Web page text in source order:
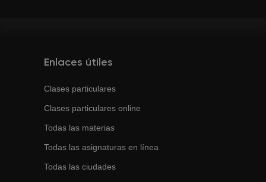
Enlaces útiles
Clases particulares
Clases particulares online
Todas las materias
Todas las asignaturas en línea
Todas las ciudades